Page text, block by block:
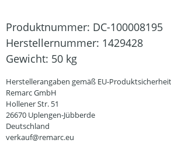
Produktnummer: DC-100008195
Herstellernummer: 1429428
Gewicht: 50 kg
Herstellerangaben gemäß EU-
Remarc GmbH
Hollener Str. 51
26670 Uplengen-Jübberde
Deutschland
verkauf@remarc.eu